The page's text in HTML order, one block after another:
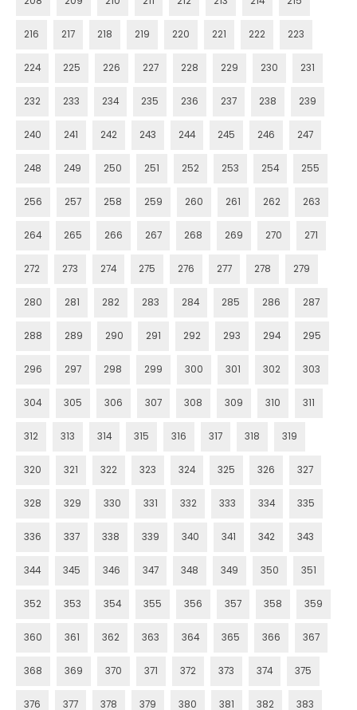
216 217 218 219 220 221 222 223
224 225 226 227 228 229 230 231
232 233 234 235 236 237 238 239
240 241 242 243 244 245 246 247
248 249 250 251 252 253 254 255
256 257 258 259 260 261 262 263
264 265 266 267 268 269 270 271
272 273 274 275 276 277 278 279
280 281 282 283 284 285 286 287
288 289 290 291 292 293 294 295
296 297 298 299 300 301 302 303
304 305 306 307 308 309 310 311
312 313 314 315 316 317 318 319
320 321 322 323 324 325 326 327
328 329 330 331 332 333 334 335
336 337 338 339 340 341 342 343
344 345 346 347 348 349 350 351
352 353 354 355 356 357 358 359
360 361 362 363 364 365 366 367
368 369 370 371 372 373 374 375
376 377 378 379 380 381 382 383